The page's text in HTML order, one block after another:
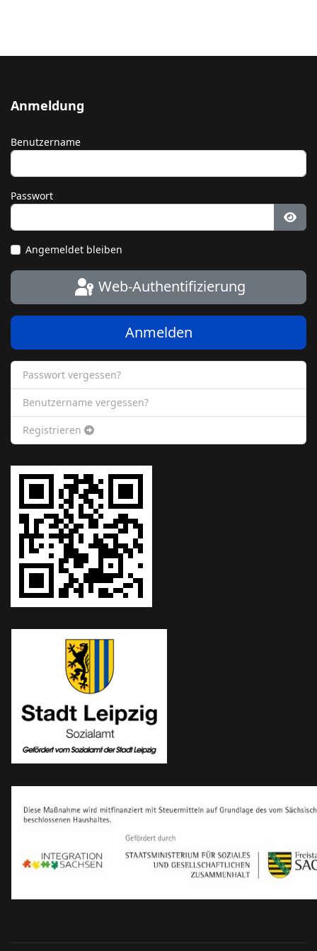
Anmeldung
Benutzername
Passwort
Angemeldet bleiben
Web-Authentifizierung
Anmelden
Passwort vergessen?
Benutzername vergessen?
Registrieren